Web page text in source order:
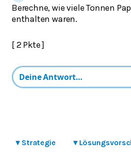
Berechne, wie viele Tonnen
enthalten waren.
[ 2 Pkte ]
▾ Strategie ▾